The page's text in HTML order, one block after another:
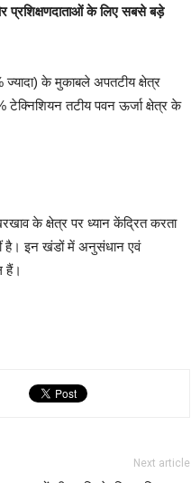
प्रशिक्षणदाताओं के लिए सबसे बड़े
के मुकाबले अपतटीय क्षेत्र
टेक्निशियन तटीय पवन ऊर्जा क्षेत्र के
के क्षेत्र पर ध्यान केंद्रित करता
है। इन खंडों में अनुसंधान एवं
हैं।
Next article